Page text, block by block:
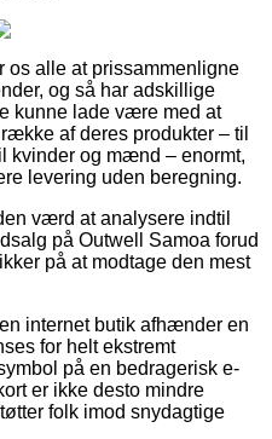
os alle at prissammenligne
og så har adskillige
kunne lade være med at
af deres produkter – til
kvinder og mænd – enormt,
levering uden beregning.
værd at analysere indtil
på Outwell Samoa forud
på at modtage den mest
internet butik afhænder en
for helt ekstremt
på en bedragerisk e-
er ikke desto mindre
folk imod snydagtige